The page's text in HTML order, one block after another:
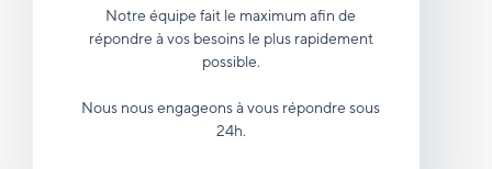
Notre équipe fait le maximum afin de
répondre à vos besoins le plus rapidement
possible.
Nous nous engageons à vous répondre sous
24h.